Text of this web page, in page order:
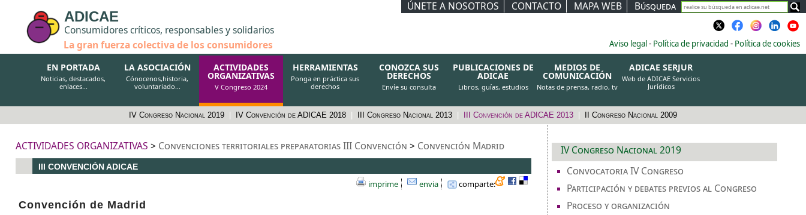
ÚNETE A NOSOTROS CONTACTO MAPA WEB Búsqueda
ADICAE
Consumidores críticos, responsables y solidarios
La gran fuerza colectiva de los consumidores
Aviso legal- Política de privacidad - Política de cookies
EN PORTADA
Noticias, destacados,
enlaces...
LA ASOCIACIÓN
Cónocenos,historia,
voluntariado...
ACTIVIDADES
ORGANIZATIVAS
V Congreso 2024
IV Congreso Nacional 2019 IV Convención de ADICAE 2018 III Congreso Nacional 2013 III Convención de ADICAE 2013 II Congreso Nacional 2009
HERRAMIENTAS
Ponga en práctica sus
derechos
CONOZCA SUS
DERECHOS
Envíe su consulta
PUBLICACIONES DE
ADICAE
Libros, guías, estudios
MEDIOS DE
COMUNICACIÓN
Notas de prensa, radio, tv
ADICAE SERJUR
Web de ADICAE Servicios
Jurídicos
ACTIVIDADES ORGANIZATIVAS > Convenciones territoriales preparatorias III Convención > Convención Madrid
III CONVENCIÓN ADICAE
imprime envia comparte:
Convención de Madrid
IV Congreso Nacional 2019
Convocatoria IV Congreso
Participación y debates previos al Congreso
Proceso y organización